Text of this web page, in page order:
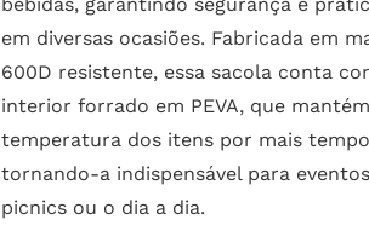
bebidas, garantindo segurança e
em diversas ocasiões. Fabricada em
600D resistente, essa sacola conta
interior forrado em PEVA, que
temperatura dos itens por mais
tornando-a indispensável para
picnics ou o dia a dia.